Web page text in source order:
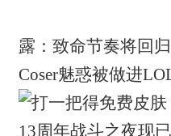
露：致命节奏将回
Coser魅惑被做进